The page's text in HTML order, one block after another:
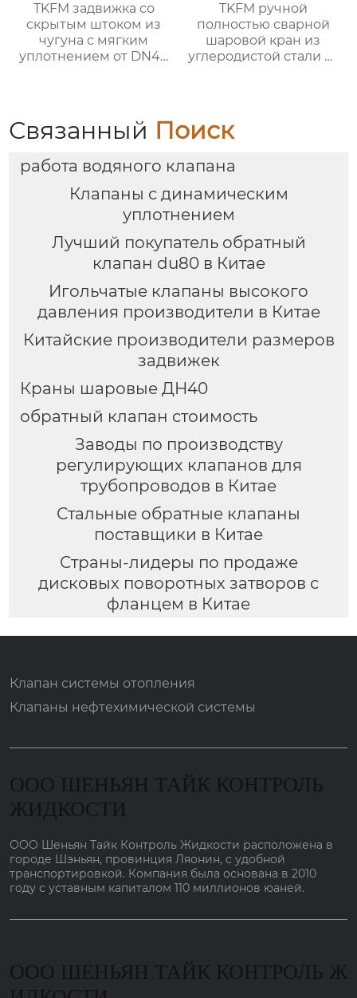
TKFM задвижка со
скрытым штоком из
чугуна с мягким
уплотнением от DN40
TKFM ручной
полностью сварной
шаровой кран из
углеродистой стали от
Связанный Поиск
работа водяного клапана
Клапаны с динамическим
уплотнением
Лучший покупатель обратный
клапан du80 в Китае
Игольчатые клапаны высокого
давления производители в Китае
Китайские производители размеров
задвижек
Краны шаровые ДН40
обратный клапан стоимость
Заводы по производству
регулирующих клапанов для
трубопроводов в Китае
Стальные обратные клапаны
поставщики в Китае
Страны-лидеры по продаже
дисковых поворотных затворов с
фланцем в Китае
Клапан системы отопления
Клапаны нефтехимической системы
ООО ШЕНЬЯН ТАЙК КОНТРОЛЬ
ЖИДКОСТИ
ООО Шеньян Тайк Контроль Жидкости расположена в
городе Шэньян, провинция Ляонин, с удобной
транспортировкой. Компания была основана в 2010
году с уставным капиталом 110 миллионов юаней.
ООО ШЕНЬЯН ТАЙК КОНТРОЛЬ Ж